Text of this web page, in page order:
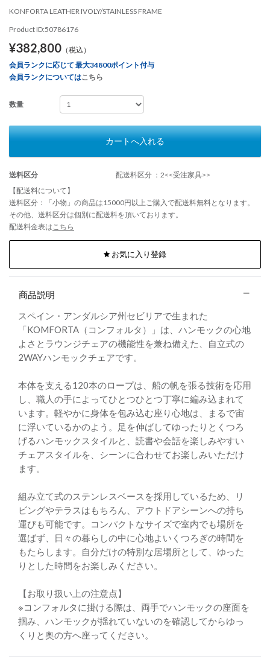
KONFORTA LEATHER IVOLY/STAINLESS FRAME
Product ID:50786176
¥382,800 （税込）
会員ランクに応じて 最大34800ポイント付与
会員ランクについてはこちら
数量
カートへ入れる
送料区分
配送料区分 ：2<<受注家具>>
【配送料について】
送料区分：「小物」の商品は15000円以上ご購入で配送料無料となります。
その他、送料区分は個別に配送料を頂いております。
配送料金表は こちら
お気に入り登録
商品説明
スペイン・アンダルシア州セビリアで生まれた
「KOMFORTA（コンフォルタ）」は、ハンモックの心地
よさとラウンジチェアの機能性を兼ね備えた、自立式の
2WAYハンモックチェアです。
本体を支える120本のロープは、船の帆を張る技術を応用
し、職人の手によってひとつひとつ丁寧に編み込まれて
います。軽やかに身体を包み込む座り心地は、まるで宙
に浮いているかのよう。足を伸ばしてゆったりとくつろ
げるハンモックスタイルと、読書や会話を楽しみやすい
チェアスタイルを、シーンに合わせてお楽しみいただけ
ます。
組み立て式のステンレスベースを採用しているため、リ
ビングやテラスはもちろん、アウトドアシーンへの持ち
運びも可能です。コンパクトなサイズで室内でも場所を
選ばず、日々の暮らしの中に心地よいくつろぎの時間を
もたらします。自分だけの特別な居場所として、ゆった
りとした時間をお楽しみください。
【お取り扱い上の注意点】
※コンフォルタに掛ける際は、両手でハンモックの座面を
掴み、ハンモックが揺れていないのを確認してからゆっ
くりと奥の方へ座ってください。